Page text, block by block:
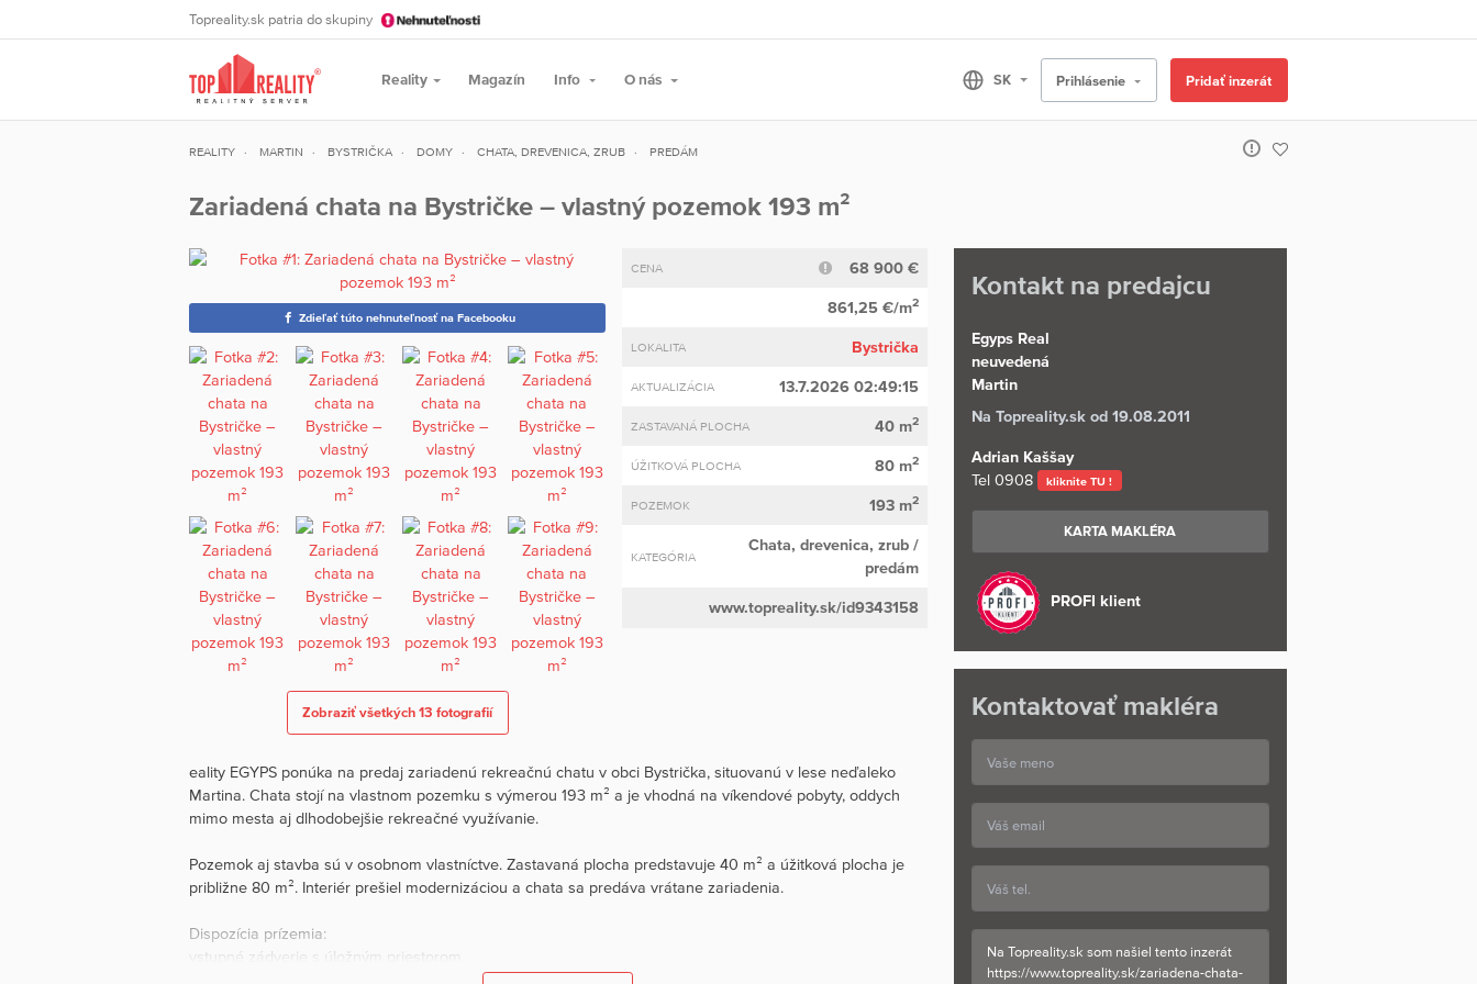
Topreality.sk patria do skupiny
Reality Magazín Info O nás Prihlásenie Pridať inzerát
REALITY MARTIN BYSTRIČKA DOMY CHATA, DREVENICA, ZRUB PREDÁM
Zariadená chata na Bystričke – vlastný pozemok 193 m²
Zdieľať túto nehnuteľnosť na Facebooku
Zobraziť všetkých 13 fotografií
CENA 68 900 €
861,25 €/m2
LOKALITA Bystrička
AKTUALIZÁCIA 13.7.2026 02:49:15
ZASTAVANÁ PLOCHA 40 m2
ÚŽITKOVÁ PLOCHA 80 m2
POZEMOK 193 m2
KATEGÓRIA
Chata, drevenica, zrub/
predám
www.topreality.sk/id9343158
eality EGYPS ponúka na predaj zariadenú rekreačnú chatu v obci Bystrička, situovanú v lese neďaleko
Martina. Chata stojí na vlastnom pozemku s výmerou 193 m² a je vhodná na víkendové pobyty, oddych
mimo mesta aj dlhodobejšie rekreačné využívanie.
Pozemok aj stavba sú v osobnom vlastníctve. Zastavaná plocha predstavuje 40 m² a úžitková plocha je
približne 80 m². Interiér prešiel modernizáciou a chata sa predáva vrátane zariadenia.
Dispozícia prízemia:
vstupné zádverie s úložným priestorom,
Kontakt na predajcu
Egyps Real
neuvedená
Martin
Na Topreality.sk od 19.08.2011
Adrian Kaššay
Tel0908 kliknite TU !
KARTA MAKLÉRA
PROFI klient
Kontaktovať makléra